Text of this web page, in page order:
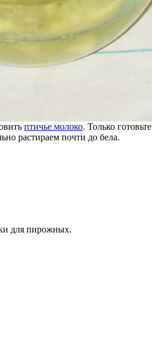
птичье молоко. Только
растираем почти до бела.
для пирожных.